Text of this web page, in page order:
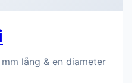
lång & en diameter